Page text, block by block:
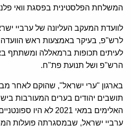
המשלחת הפלסטינית בפסגת וואי
לוועדת המעקב העליונה של ערביי
לרש"פ, בעיקר באמצעות ראש
לעיתים תכופות ברמאללה ומשתתף
הרש"פ ושל תנועת פת"ח.
בארגון "ערי ישראל", שהוקם לאחר
תושבים יהודים בערים המעורבות
האלימים במאי 2021 לא
ערביי ישראל, שבמסגרתה פועלות